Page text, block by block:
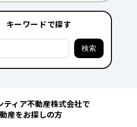
キーワードで探す
ティア不動産株式会社で
産をお探しの方